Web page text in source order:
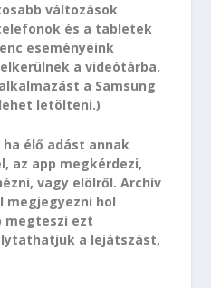
változások
és a tabletek
eseményeink
a videótárba.
a Samsung
letölteni.)
élő adást annak
az app megkérdezi,
vagy elölről. Archív
megjegyezni hol
megteszi ezt
a lejátszást,